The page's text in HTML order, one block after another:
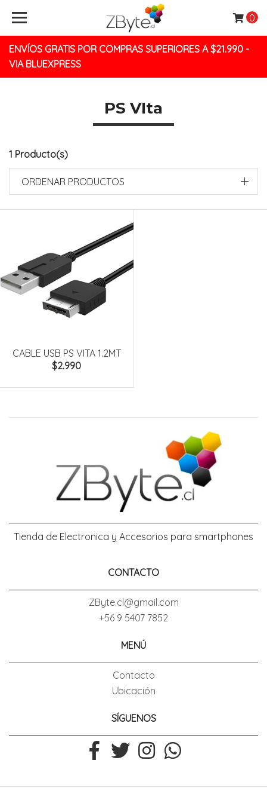
ENVÍOS GRATIS POR COMPRAS SUPERIORES A $21.990 -
VIA BLUEXPRESS
0
PS VIta
1 Producto(s)
ORDENAR PRODUCTOS
CABLE USB PS VITA 1.2MT
$2.990
Tienda de Electronica y Accesorios para smartphones
CONTACTO
ZByte.cl@gmail.com
+56 9 5407 7852
MENÚ
Contacto
Ubicación
SÍGUENOS